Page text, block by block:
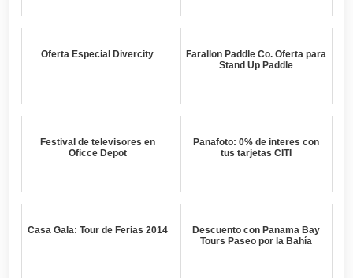
Oferta Especial Divercity
Farallon Paddle Co. Oferta para
Stand Up Paddle
Festival de televisores en
Oficce Depot
Panafoto: 0% de interes con
tus tarjetas CITI
Casa Gala: Tour de Ferias 2014
Descuento con Panama Bay
Tours Paseo por la Bahía